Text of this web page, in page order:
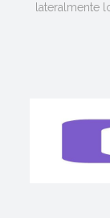
lateralmente